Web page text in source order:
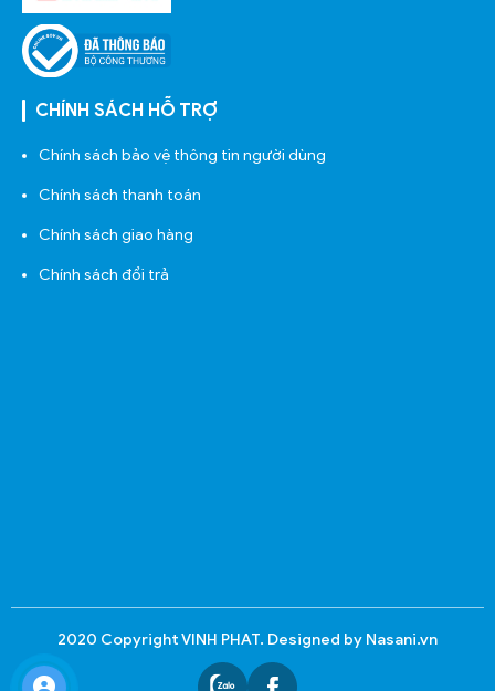
CHÍNH SÁCH HỖ TRỢ
Chính sách bảo vệ thông tin người dùng
Chính sách thanh toán
Chính sách giao hàng
Chính sách đổi trả
2020 Copyright VINH PHAT. Designed by Nasani.vn